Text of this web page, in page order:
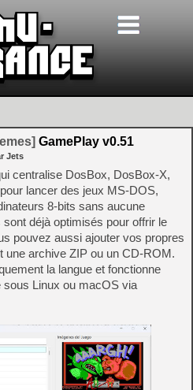
GamePlay v0.51
Jets
centralise DosBox, DosBox‑X,
lancer des jeux MS‑DOS,
8‑bits sans aucune
déjà optimisés pour offrir le
pouvez aussi ajouter vos propres
archive ZIP ou un CD‑ROM.
la langue et fonctionne
Linux ou macOS via